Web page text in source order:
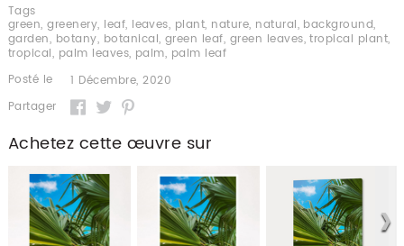
Tags
green,greenery, leaf, leaves, plant, nature, natural, background,
garden, botany, botanical, green leaf, green leaves,tropical plant,
tropical, palm leaves, palm, palm leaf
Posté le
1 Décembre, 2020
Partager
Achetez cette œuvre sur